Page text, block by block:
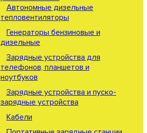
Автономные дизельные
тепловентиляторы
Генераторы бензиновые и
дизельные
Зарядные устройства для
телефонов, планшетов и
ноутбуков
Зарядные устройства и пуско-
зарядные устройства
Кабели